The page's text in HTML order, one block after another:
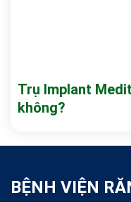
Trụ Implant
không?
BỆNH VIỆN